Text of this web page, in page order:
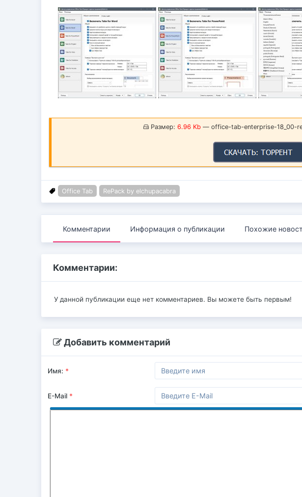
Размер: 6.96 Kb— office-tab-enterprise-18_00-
Office Tab RePack by elchupacabra
Комментарии Информация о публикации Похожие
Комментарии:
У данной публикации еще нет комментариев. Вы можете быть первым!
Добавить комментарий
Имя: *
E-Mail *